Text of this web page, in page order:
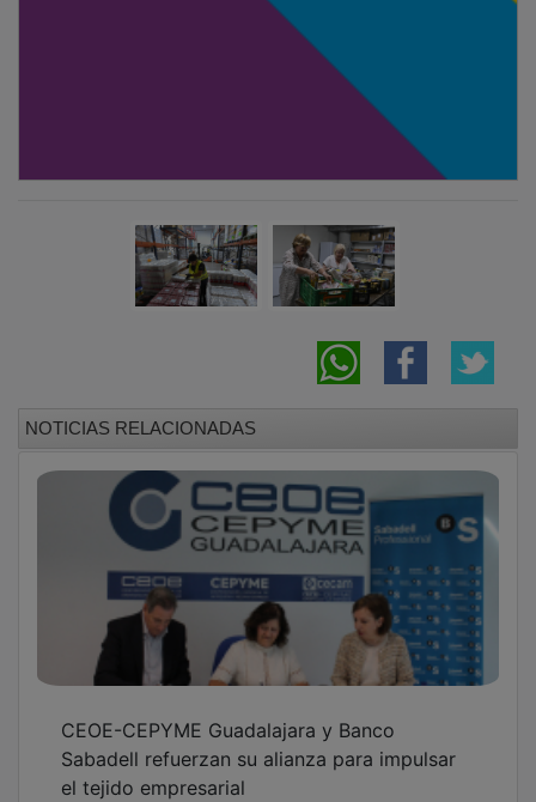
Sabadell refuerzan su alianza para impulsar
el tejido empresarial
El Colegio de Economistas sitúa a Castilla-La
Mancha como una región de fiscalidad
moderada frente a la despoblación